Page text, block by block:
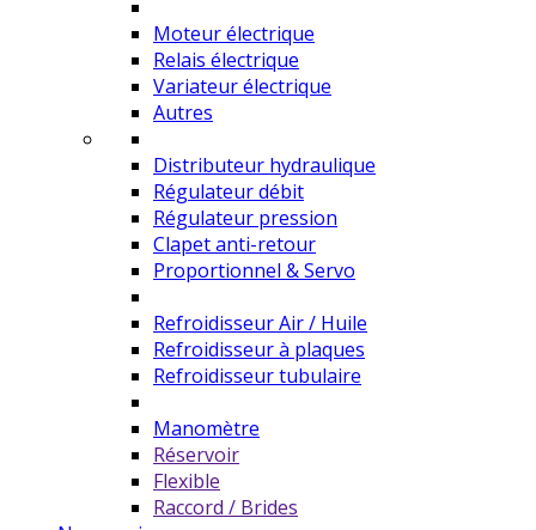
Moteur électrique
Relais électrique
Variateur électrique
Autres
Distributeur hydraulique
Régulateur débit
Régulateur pression
Clapet anti-retour
Proportionnel & Servo
Refroidisseur Air / Huile
Refroidisseur à plaques
Refroidisseur tubulaire
Manomètre
Réservoir
Flexible
Raccord / Brides